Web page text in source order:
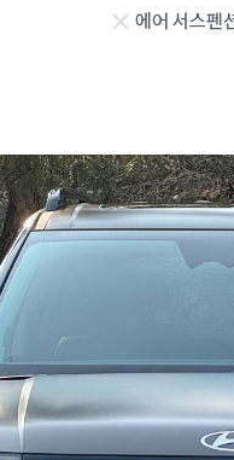
에어 서스펜